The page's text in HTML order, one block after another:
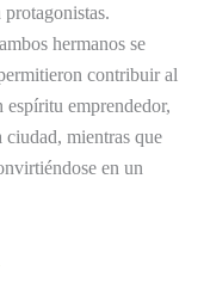
hermanos se
contribuir al
espíritu emprendedor,
mientras que
en un